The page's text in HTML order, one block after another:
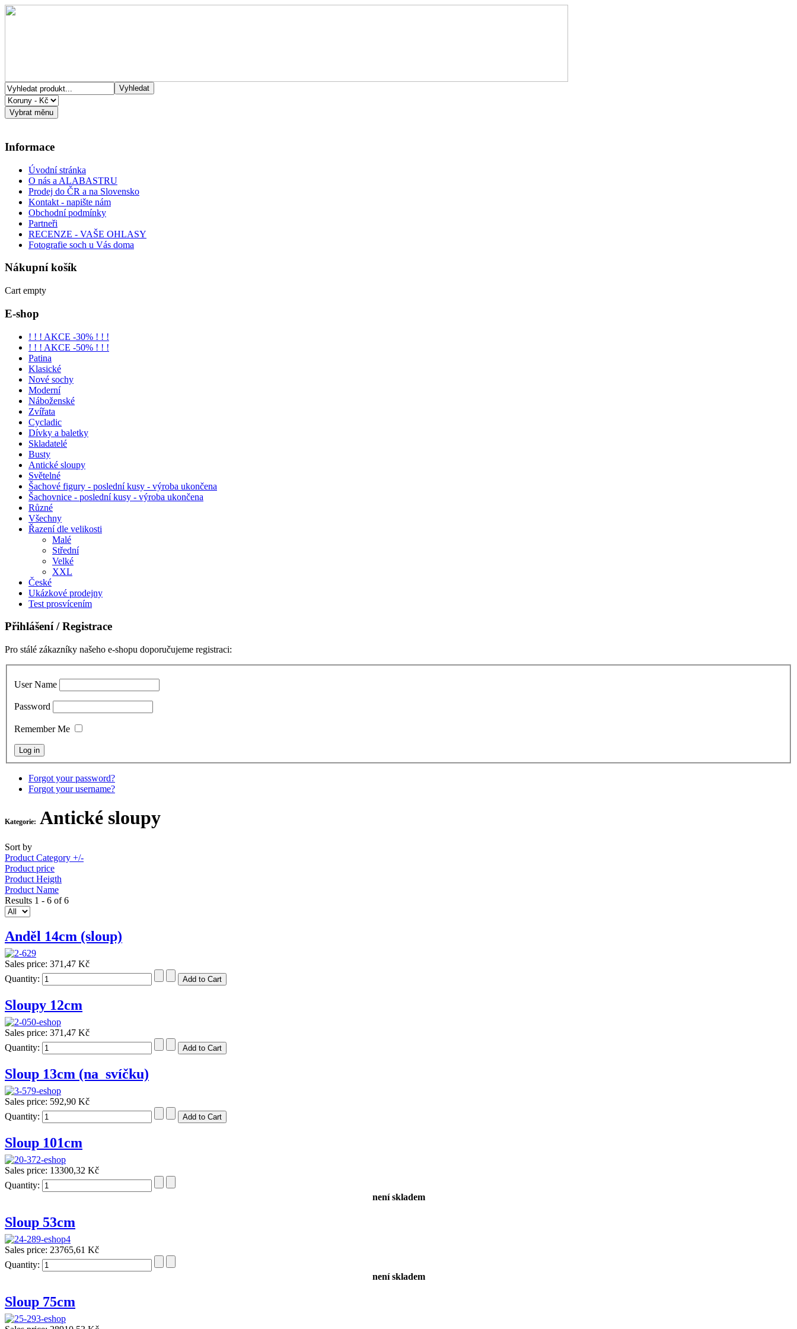
Informace
Úvodní stránka
O nás a ALABASTRU
Prodej do ČR a na Slovensko
Kontakt - napište nám
Obchodní podmínky
Partneři
RECENZE - VAŠE OHLASY
Fotografie soch u Vás doma
Nákupníkošík
Cart empty
E-shop
! ! ! AKCE -30% ! ! !
! ! ! AKCE -50% ! ! !
Patina
Klasické
Nové sochy
Moderní
Náboženské
Zvířata
Cycladic
Dívky a baletky
Skladatelé
Busty
Antické sloupy
Světelné
Šachové figury - poslední kusy - výroba ukončena
Šachovnice - poslední kusy - výroba ukončena
Různé
Všechny
Řazení dle velikosti
Malé
Střední
Velké
XXL
České
Ukázkové prodejny
Test prosvícením
Přihlášení/ Registrace
Pro stálé zákazníky našeho e-shopu doporučujeme registraci:
User Name
Password
Remember Me
Forgot your password?
Forgot your username?
Kategorie: Antické sloupy
Sort by
Product Category +/-
Product price
Product Heigth
Product Name
Results 1 - 6 of 6
Anděl 14cm (sloup)
Sales price: 371,47 Kč
Quantity:
Sloupy 12cm
Sales price: 371,47 Kč
Quantity:
Sloup 13cm (na_svíčku)
Sales price: 592,90 Kč
Quantity:
Sloup 101cm
Sales price: 13300,32 Kč
Quantity:
není skladem
Sloup 53cm
Sales price: 23765,61 Kč
Quantity:
není skladem
Sloup 75cm